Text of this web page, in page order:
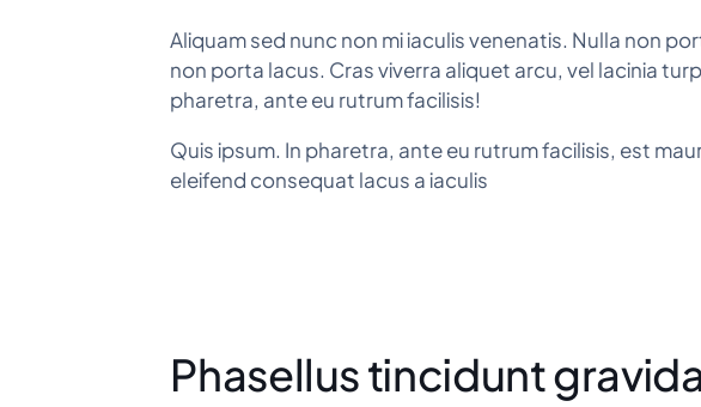
Aliquam sed nunc non mi iaculis venenatis. Nulla non
non porta lacus. Cras viverra aliquet arcu, vel lacinia
pharetra, ante eu rutrum facilisis!
Quis ipsum. In pharetra, ante eu rutrum facilisis, est
eleifend consequat lacus a iaculis
Phasellus tincidunt